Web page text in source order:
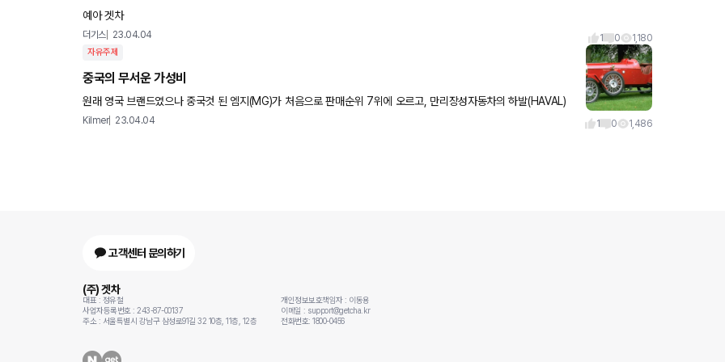
예아 겟차
더기스 23.04.04 1 0 1,180
자유주제
중국의 무서운 가성비
원래 영국 브랜드였으나 중국것 된 엠지(MG)가 처음으로 판매순위 7위에 오르고, 만리장성자동차의 하발(HAVAL)
Kilmer 23.04.04 1 0 1,486
고객센터 문의하기
(주) 겟차
대표 : 정유철
사업자등록번호 : 243-87-00137
주소 : 서울특별시 강남구 삼성로91길 32 10층, 11층, 12층
개인정보보호책임자 : 이동용
이메일 : support@getcha.kr
전화번호: 1800-0456